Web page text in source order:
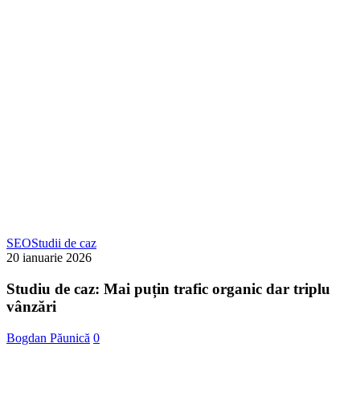
SEOStudii de cazStudiu
Mai
dar
20 ianuarie 2026
Studiu de caz: Mai puțin trafic organic dar triplu
vânzări
Bogdan Păunică 0